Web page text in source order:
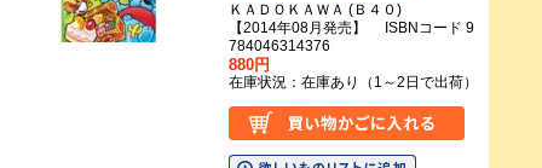
ＫＡＤＯＫＡＷＡ (Ｂ４０)
【2014年08月発売】 ISBNコード 9
784046314376
880円
在庫状況：在庫あり（1～2日で出荷）